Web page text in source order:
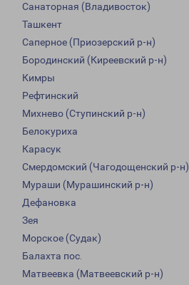
Санаторная (Владивосток)
Ташкент
Саперное (Приозерский р-н)
Бородинский (Киреевский р-н)
Кимры
Рефтинский
Михнево (Ступинский р-н)
Белокуриха
Карасук
Смердомский (Чагодощенский р-н)
Мураши (Мурашинский р-н)
Дефановка
Зея
Морское (Судак)
Балахта пос.
Матвеевка (Матвеевский р-н)